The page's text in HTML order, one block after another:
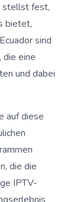
stellst fest,
bietet,
sind
die eine
und dabei
auf diese
die die
IPTV-